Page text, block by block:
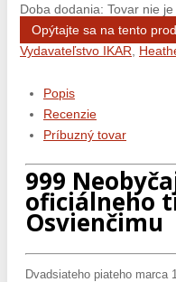
Doba dodania: Tovar nie
Opýtajte sa na tento
Vydavateľstvo IKAR
Popis
Recenzie
Príbuzný tovar
999
oficiálneho
Osvienčimu
Dvadsiateho piateho